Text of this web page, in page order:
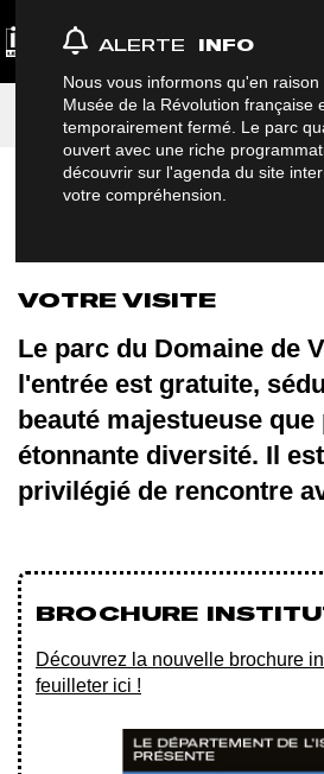
ALERTE INFO
Nous vous informons qu'en
Musée de la Révolution française
temporairement fermé. Le parc
ouvert avec une riche
découvrir sur l'agenda du site
votre compréhension.
Accueil Musées et sites
Parc du
Visites et Activités
Votre visite
VOTRE VISITE
Le parc du Domaine de
l'entrée est gratuite,
beauté majestueuse que
étonnante diversité. Il
privilégié de rencontre
BROCHURE
Découvrez la nouvelle brochure
feuilleter ici !